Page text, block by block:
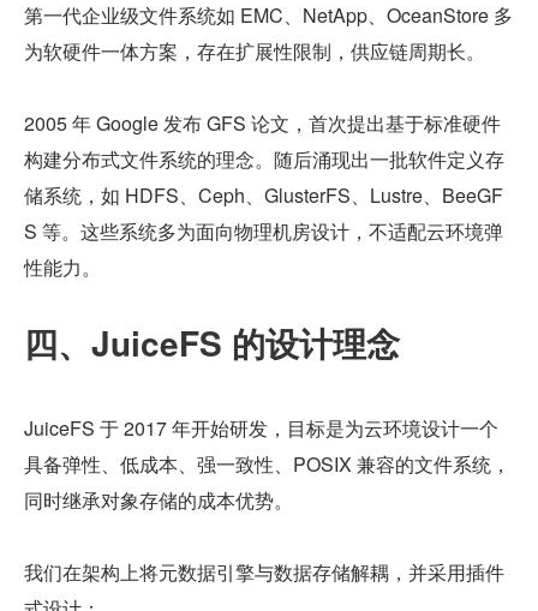
第一代企业级文件系统如 EMC、NetApp、OceanStore 多
为软硬件一体方案，存在扩展性限制，供应链周期长。
2005 年 Google 发布 GFS 论文，首次提出基于标准硬件
构建分布式文件系统的理念。随后涌现出一批软件定义存
储系统，如 HDFS、Ceph、GlusterFS、Lustre、BeeGF
S 等。这些系统多为面向物理机房设计，不适配云环境弹
性能力。
四、JuiceFS 的设计理念
JuiceFS 于 2017 年开始研发，目标是为云环境设计一个
具备弹性、低成本、强一致性、POSIX 兼容的文件系统，
同时继承对象存储的成本优势。
我们在架构上将元数据引擎与数据存储解耦，并采用插件